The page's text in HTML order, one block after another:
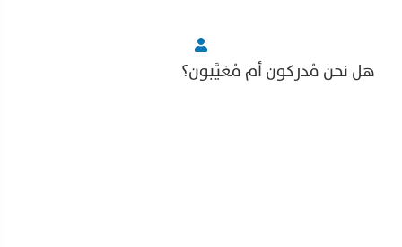
هل نحن مُدركون أم مُغيَّبون؟